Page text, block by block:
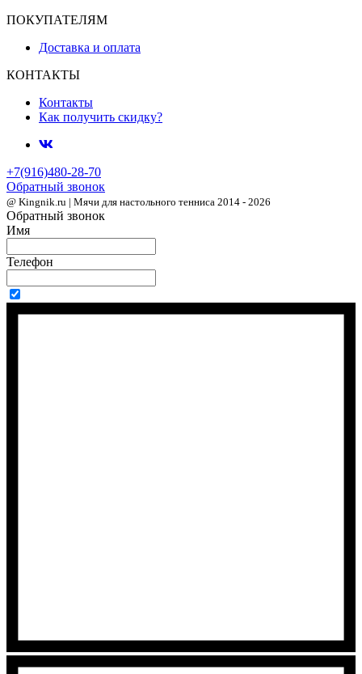
ПОКУПАТЕЛЯМ
Доставка и оплата
КОНТАКТЫ
Контакты
Как получить скидку?
+7(916)480-28-70
Обратный звонок
@ Kingnik.ru | Мячи для настольного тенниса 2014 - 2026
Обратный звонок
Имя
Телефон